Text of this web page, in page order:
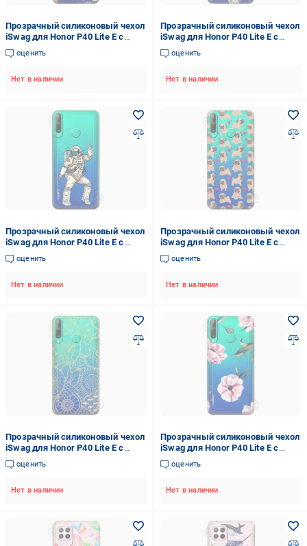
Прозрачный силиконовый чехол
iSwag для Honor P40 Lite E с
рисунком - Красочные черепа
(M1543)
оценить
Нет в наличии
Прозрачный силиконовый чехол
iSwag для Honor P40 Lite E с
рисунком - Ламы (M1544)
оценить
Нет в наличии
Прозрачный силиконовый чехол
iSwag для Honor P40 Lite E с
рисунком - Веселый космонавт
(M1549)
оценить
Нет в наличии
Прозрачный силиконовый чехол
iSwag для Honor P40 Lite E с
рисунком - Влюбленные мопсы
(M1550)
оценить
Нет в наличии
Прозрачный силиконовый чехол
iSwag для Honor P40 Lite E с
рисунком - Золотая мандала
(M1504)
оценить
Нет в наличии
Прозрачный силиконовый чехол
iSwag для Honor P40 Lite E с
рисунком - Пионы (M1505)
оценить
Нет в наличии